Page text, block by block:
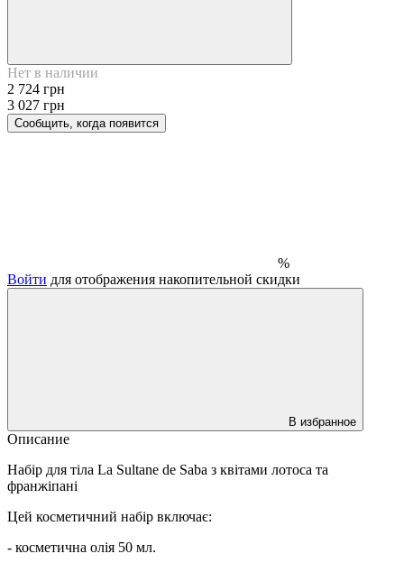
Нет в наличии
2 724 грн
3 027 грн
Сообщить, когда появится
%
Войти для отображения накопительной скидки
В избранное
Описание
Набір для тіла La Sultane de Saba з квітами лотоса та
франжіпані
Цей косметичний набір включає:
- косметична олія 50 мл.